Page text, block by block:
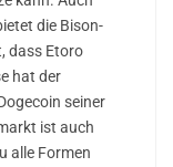
die Bison-
dass Etoro
hat der
seiner
ist auch
alle Formen